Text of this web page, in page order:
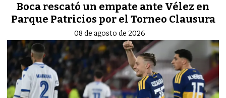
Boca rescató un empate ante Vélez en
Parque Patricios por el Torneo Clausura
08 de agosto de 2026